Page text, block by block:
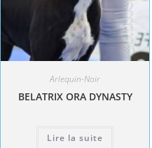
Arlequin-Noir
BELATRIX ORA DYNASTY
Lire la suite